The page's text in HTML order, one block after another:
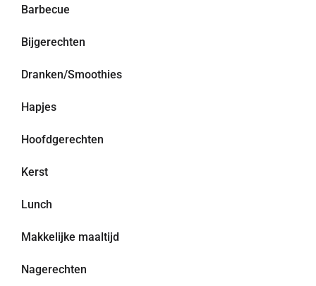
Barbecue
Bijgerechten
Dranken/Smoothies
Hapjes
Hoofdgerechten
Kerst
Lunch
Makkelijke maaltijd
Nagerechten